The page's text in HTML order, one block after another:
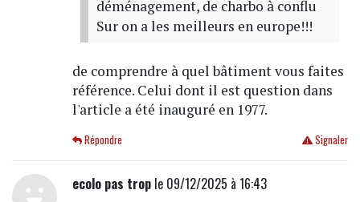
déménagement, de charbo à conflu
Sur on a les meilleurs en europe!!!
de comprendre à quel bâtiment vous faites
référence. Celui dont il est question dans
l'article a été inauguré en 1977.
Signaler
Répondre
ecolo pas trople 09/12/2025 à 16:43